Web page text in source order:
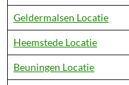
Geldermalsen Locatie
Heemstede Locatie
Beuningen Locatie